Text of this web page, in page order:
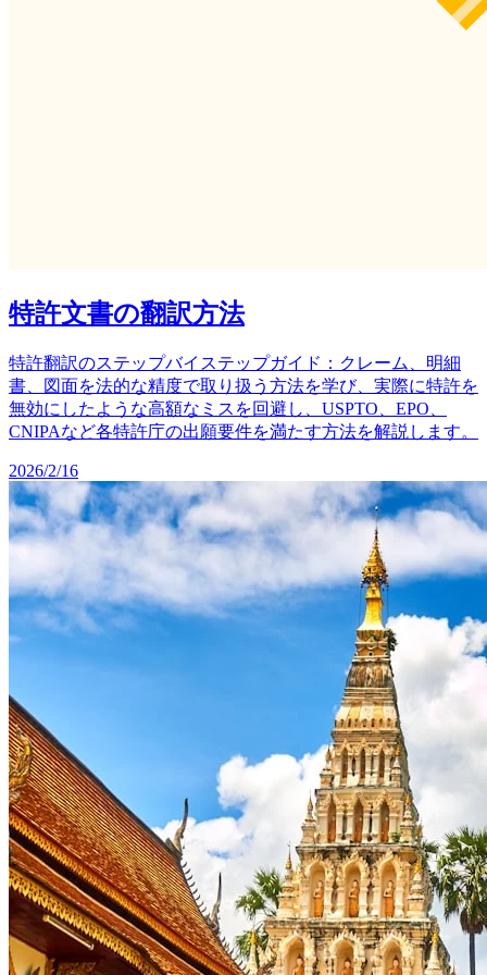
特許文書の翻訳方法
特許翻訳のステップバイステップガイド：クレーム、明細
書、図面を法的な精度で取り扱う方法を学び、実際に特許を
無効にしたような高額なミスを回避し、USPTO、EPO、
CNIPAなど各特許庁の出願要件を満たす方法を解説します。
2026/2/16